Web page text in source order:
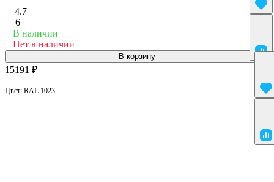
4.7
6
В наличии
Нет в наличии
В корзину
15191 ₽
Цвет: RAL 1023